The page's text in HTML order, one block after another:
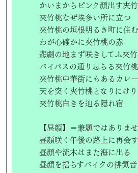
かいまからピンク顔出す夾
夾竹桃なぜ埃多い所に立つ
夾竹桃の垣根明るき町に住む
わが心確かに夾竹桃の赤
悲劇の地まず咲きしてふ夾
バイパスの通り忘らる夾竹桃
夾竹桃中華街にもあるカレー
天を突く夾竹桃となりにけり
夾竹桃白きを辿る隠れ宿
【昼顔】＝兼題ではありま
昼顔咲く午後の路上に再会す
昼顔や流木はまた海に出る
昼顔を揺らすバイクの排気音